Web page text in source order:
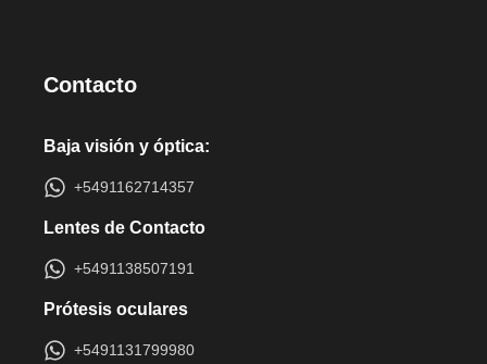
Contacto
Baja visión y óptica:
+5491162714357
Lentes de Contacto
+5491138507191
Prótesis oculares
+5491131799980